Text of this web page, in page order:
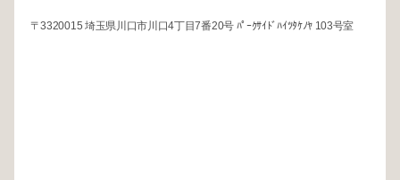
〒3320015 埼玉県川口市川口4丁目7番20号 ﾊﾟｰｸｻｲﾄﾞﾊｲﾂﾀｹﾉﾔ 103号室